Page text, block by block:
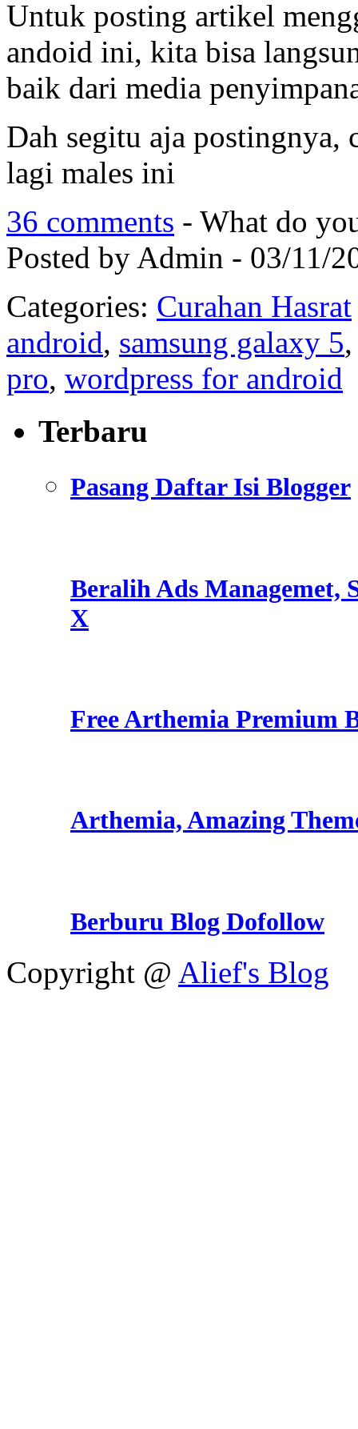
Untuk posting artikel
andoid ini, kita bisa
baik dari media
Dah segitu aja postingnya,
lagi males ini
36 comments - What do
Posted by Admin - 03/11/
Categories: Curahan Hasrat
android, samsung galaxy 5
pro, wordpress for android
Terbaru
Pasang Daftar Isi Blogger
Beralih Ads Managemet,
X
Free Arthemia Premium
Arthemia, Amazing
Berburu Blog Dofollow
Copyright @ Alief's Blog